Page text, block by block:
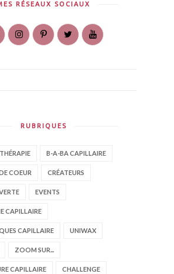
RÉSEAUX SOCIAUX
RUBRIQUES
B-A-BA CAPILLAIRE
COEUR CRÉATEURS
EVENTS
CAPILLAIRE
CAPILLAIRE UNIWAX
ZOOM SUR...
CAPILLAIRE CHALLENGE